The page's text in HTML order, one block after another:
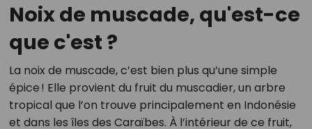
Noix de muscade, qu'est-ce
que c'est ?
La noix de muscade, c’est bien plus qu’une simple
épice ! Elle provient du fruit du muscadier, un arbre
tropical que l’on trouve principalement en Indonésie
et dans les îles des Caraïbes. À l’intérieur de ce fruit,